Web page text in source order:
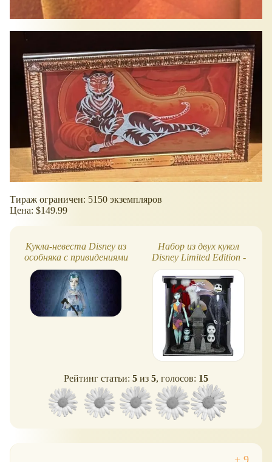
Тираж ограничен: 5150 экземпляров
Цена: $149.99
Кукла-невеста Disney из
особняка с привидениями
Набор из двух кукол
Disney Limited Edition -
Jack Skellington и Sally
Рейтинг статьи: 5 из 5, голосов: 15